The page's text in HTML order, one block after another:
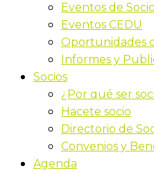
Eventos de
Eventos CEDU
Oportunidades
Informes y
Socios
¿Por qué ser
Hacete socio
Directorio de
Convenios y
Agenda